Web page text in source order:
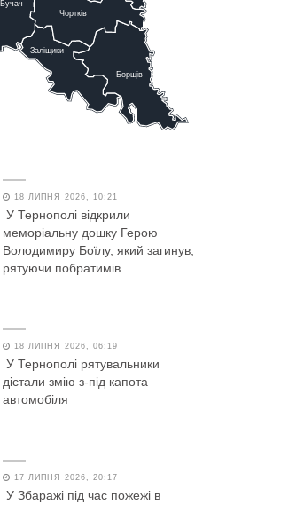
Бучач
Заліщики
Борщів
Чортків
18 ЛИПНЯ 2026, 10:21
У Тернополі відкрили
меморіальну дошку Герою
Володимиру Боїлу, який загинув,
рятуючи побратимів
18 ЛИПНЯ 2026, 06:19
У Тернополі рятувальники
дістали змію з-під капота
автомобіля
17 ЛИПНЯ 2026, 20:17
У Збаражі під час пожежі в